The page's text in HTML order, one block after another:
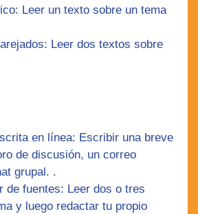
Leer un texto sobre un tema
: Leer dos textos sobre
en línea: Escribir una breve
de discusión, un correo
grupal. .
de fuentes: Leer dos o tres
y luego redactar tu propio